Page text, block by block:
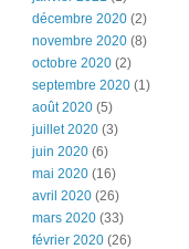
décembre 2020 (2)
novembre 2020 (8)
octobre 2020 (2)
septembre 2020 (1)
août 2020 (5)
juillet 2020 (3)
juin 2020 (6)
mai 2020 (16)
avril 2020 (26)
mars 2020 (33)
février 2020 (26)